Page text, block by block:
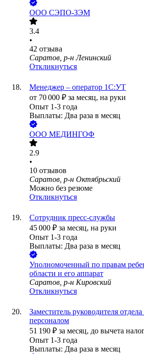
ООО СЭПО-ЗЭМ
3.4
•
42 отзыва
Саратов, р-н Ленинский
Откликнуться
Менеджер – оператор 1С:УТ
от 70 000 ₽ за месяц, на руки
Опыт 1-3 года
Выплаты: Два раза в месяц
ООО МЕДИНГОФ
2.9
•
10 отзывов
Саратов, р-н Октябрьский
Можно без резюме
Откликнуться
Сотрудник пресс-службы
45 000 ₽ за месяц, на руки
Опыт 1-3 года
Выплаты: Два раза в месяц
Уполномоченный по правам
области и его аппарат
Саратов, р-н Кировский
Откликнуться
Заместитель руководителя
персоналом
51 190 ₽ за месяц, до вычета
Опыт 1-3 года
Выплаты: Два раза в месяц